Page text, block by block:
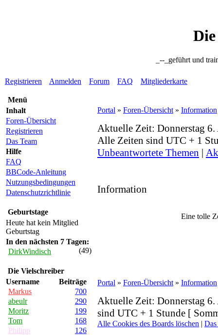
_--_geführt und
Registrieren Anmelden Forum FAQ Mitgliederkarte
Menü
Inhalt
Foren-Übersicht
Registrieren
Das Team
Hilfe
FAQ
BBCode-Anleitung
Nutzungsbedingungen
Datenschutzrichtlinie
Geburtstage
Heute hat kein Mitglied
Geburtstag
In den nächsten 7 Tagen:
DirkWindisch
(49)
Die Vielschreiber
Username
Beiträge
Markus
700
abeulr
290
Moritz
199
Tom
168
Philipp
126
Portal » Foren-Übersicht » Information
Aktuelle Zeit: Donnerstag
Alle Zeiten sind UTC + 1
Unbeantwortete Themen |
Information
Eine tolle
Portal » Foren-Übersicht » Information
Aktuelle Zeit: Donnerstag
sind UTC + 1 Stunde [
Alle Cookies des Boards löschen | Das